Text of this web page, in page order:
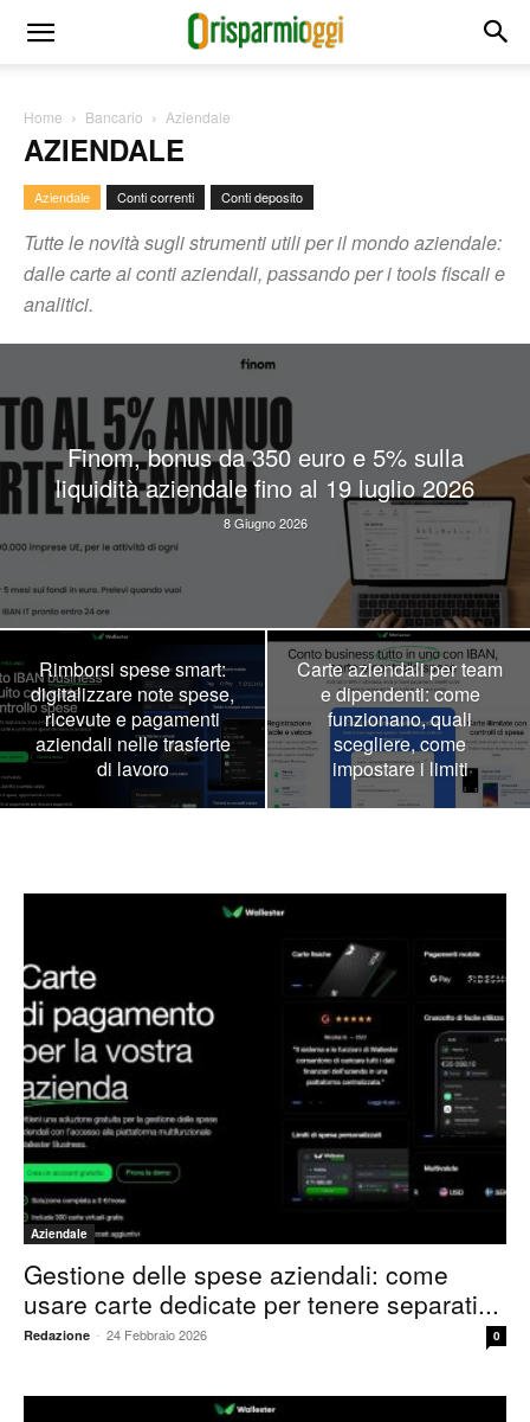
Home Bancario Aziendale
AZIENDALE
Aziendale Conti correnti Conti deposito
Tutte le novità sugli strumenti utili per il mondo aziendale:
dalle carte ai conti aziendali, passando per i tools fiscali e
analitici.
Finom, bonus da 350 euro e 5% sulla
liquidità aziendale fino al 19 luglio 2026
8 Giugno 2026
Rimborsi spese smart:
digitalizzare note spese,
ricevute e pagamenti
aziendali nelle trasferte
di lavoro
Carte aziendali per team
e dipendenti: come
funzionano, quali
scegliere, come
impostare i limiti
Aziendale
Gestione delle spese aziendali: come
usare carte dedicate per tenere separati...
Redazione - 24 Febbraio 2026 0